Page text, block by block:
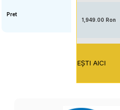
Pret
1,949.00 Ron
EŞTI AICI